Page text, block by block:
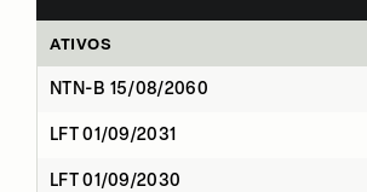
ATIVOS
NTN-B 15/08/2060
LFT 01/09/2031
LFT 01/09/2030